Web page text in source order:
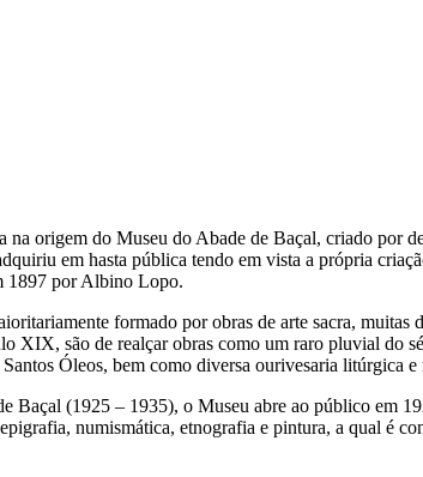
na origem do Museu do Abade de Baçal, criado por
em hasta pública tendo em vista a própria
1897 por Albino Lopo.
formado por obras de arte sacra, muitas
XIX, são de realçar obras como um raro pluvial do
Óleos, bem como diversa ourivesaria litúrgica
Baçal (1925 – 1935), o Museu abre ao público em
numismática, etnografia e pintura, a qual é